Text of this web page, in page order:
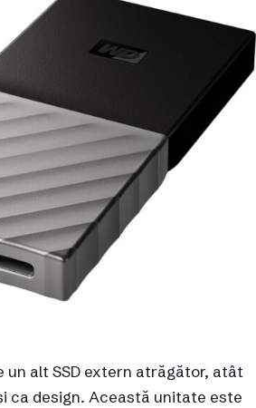
un alt SSD extern atrăgător, atât
ca design. Această unitate este